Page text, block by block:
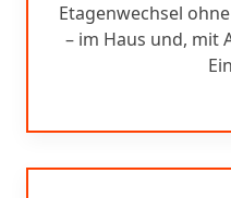
Etagenwechsel
– im Haus und, mit